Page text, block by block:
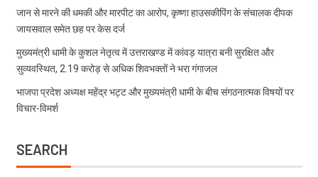
जान से मारने की धमकी और मारपीट का आरोप, कृष्णा हाउसकीपिंग के संचालक दीपक
जायसवाल समेत छह पर केस दर्ज
मुख्यमंत्री धामी के कुशल नेतृत्व में उत्तराखण्ड में कांवड़ यात्रा बनी सुरक्षित और
सुव्यवस्थित, 2.19 करोड़ से अधिक शिवभक्तों ने भरा गंगाजल
भाजपा प्रदेश अध्यक्ष महेंद्र भट्ट और मुख्यमंत्री धामी के बीच संगठनात्मक विषयों पर
विचार-विमर्श
SEARCH